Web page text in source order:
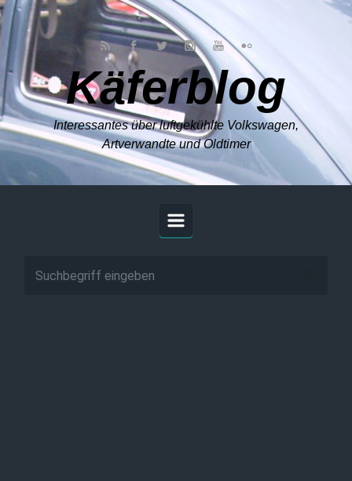
Zum Hauptinhalt springen
Käferblog
Interessantes über luftgekühlte Volkswagen,
Artverwandte und Oldtimer